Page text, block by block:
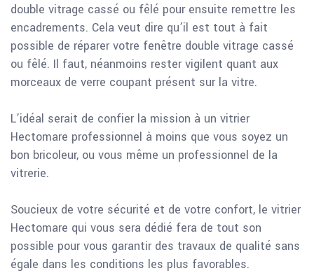
double vitrage cassé ou fêlé pour ensuite remettre les
encadrements. Cela veut dire qu’il est tout à fait
possible de réparer votre fenêtre double vitrage cassé
ou fêlé. Il faut, néanmoins rester vigilent quant aux
morceaux de verre coupant présent sur la vitre.
L’idéal serait de confier la mission à un vitrier
Hectomare professionnel à moins que vous soyez un
bon bricoleur, ou vous même un professionnel de la
vitrerie.
Soucieux de votre sécurité et de votre confort, le vitrier
Hectomare qui vous sera dédié fera de tout son
possible pour vous garantir des travaux de qualité sans
égale dans les conditions les plus favorables.